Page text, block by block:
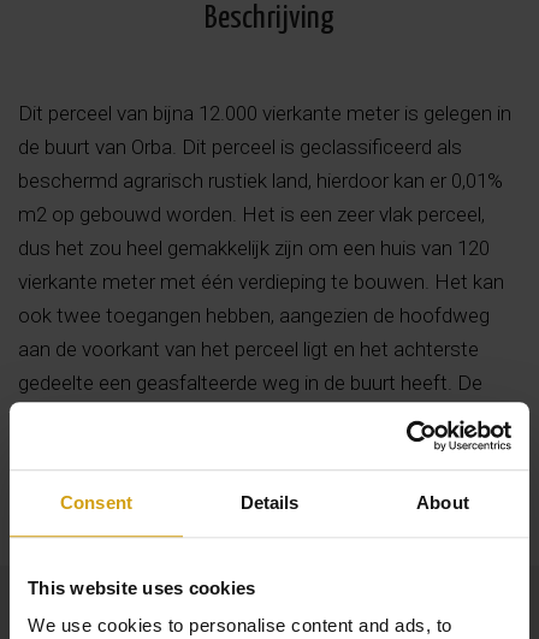
Consent Details About
This website uses cookies
We use cookies to personalise content and ads, to
Beschrijving
Dit perceel van bijna 12.000 vierkante meter is gelegen in
de buurt van Orba. Dit perceel is geclassificeerd als
beschermd agrarisch rustiek land, hierdoor kan er 0,01%
m2 op gebouwd worden. Het is een zeer vlak perceel,
dus het zou heel gemakkelijk zijn om een huis van 120
vierkante meter met één verdieping te bouwen. Het kan
ook twee toegangen hebben, aangezien de hoofdweg
aan de voorkant van het perceel ligt en het achterste
gedeelte een geasfalteerde weg in de buurt heeft. De
percelen hebben een watermeter van het irrigatiewater